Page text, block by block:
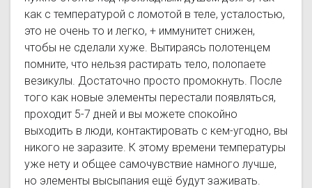
как с температурой с ломотой в теле, усталостью,
это не очень то и легко, + иммунитет снижен,
чтобы не сделали хуже. Вытираясь полотенцем
помните, что нельзя растирать тело, полопаете
везикулы. Достаточно просто промокнуть. После
того как новые элементы перестали появляться,
проходит 5-7 дней и вы можете спокойно
выходить в люди, контактировать с кем-угодно, вы
никого не заразите. К этому времени температуры
уже нету и общее самочувствие намного лучше,
но элементы высыпания ещё будут заживать.